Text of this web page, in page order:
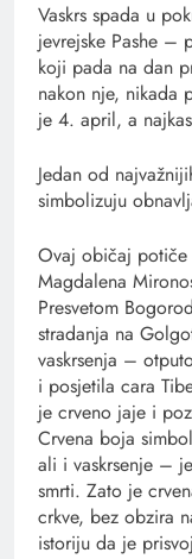
Vaskrs spada u
jevrejske Pashe –
koji pada na dan
nakon nje, nikada
je 4. april, a
Jedan od
simbolizuju
Ovaj običaj potiče
Magdalena
Presvetom
stradanja na
vaskrsenja –
i posjetila cara
je crveno jaje i
Crvena boja
ali i vaskrsenje –
smrti. Zato je
crkve, bez obzira
istoriju da je